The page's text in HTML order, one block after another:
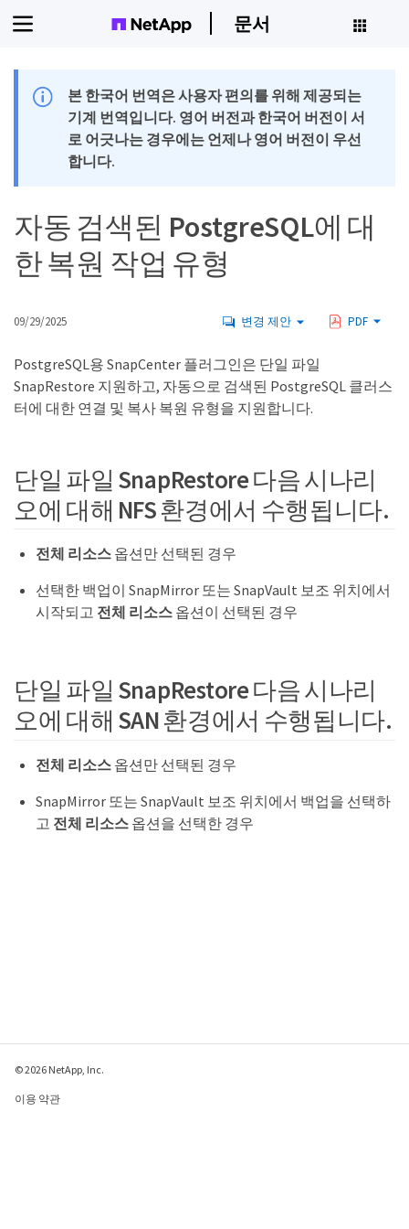
문서
본 한국어 번역은 사용자 편의를 위해 제공되는
기계 번역입니다. 영어 버전과 한국어 버전이 서
로 어긋나는 경우에는 언제나 영어 버전이 우선
합니다.
자동 검색된 PostgreSQL에 대
한 복원 작업 유형
09/29/2025 변경 제안 PDF
PostgreSQL용 SnapCenter 플러그인은 단일 파일
SnapRestore 지원하고, 자동으로 검색된 PostgreSQL 클러스
터에 대한 연결 및 복사 복원 유형을 지원합니다.
단일 파일 SnapRestore 다음 시나리
오에 대해 NFS 환경에서 수행됩니다.
전체 리소스옵션만 선택된 경우
선택한 백업이 SnapMirror 또는 SnapVault 보조 위치에서
시작되고 전체 리소스옵션이 선택된 경우
단일 파일 SnapRestore 다음 시나리
오에 대해 SAN 환경에서 수행됩니다.
전체 리소스옵션만 선택된 경우
SnapMirror 또는 SnapVault 보조 위치에서 백업을 선택하
고 전체 리소스옵션을 선택한 경우
© 2026 NetApp, Inc.
이용 약관